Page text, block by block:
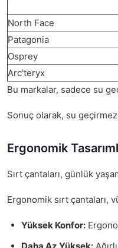
North Face
Patagonia
Osprey
Arc'teryx
Bu markalar, sadece su
Sonuç olarak, su geçirmez
Ergonomik
Sırt çantaları, günlük
Ergonomik sırt çantaları,
Yüksek Konfor: